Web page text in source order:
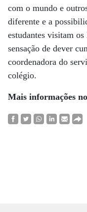
com o mundo e
diferente e a
estudantes visitam
sensação de dever
coordenadora do
colégio.
Mais informações